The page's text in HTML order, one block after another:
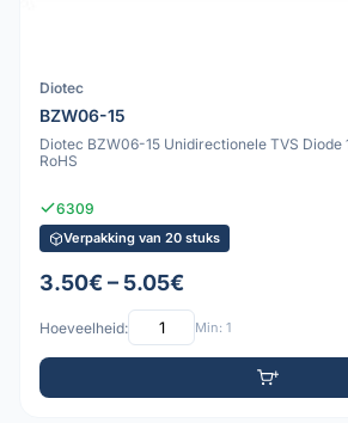
Diotec
BZW06-15
Diotec BZW06-15 Unidirectionele TVS Diode
RoHS
6309
Verpakking van 20 stuks
3.50€ – 5.05€
Hoeveelheid: Min: 1